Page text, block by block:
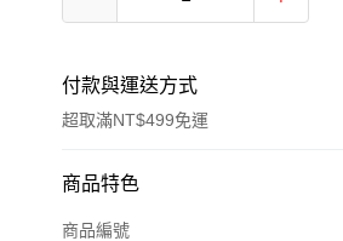
付款與運送方式
超取滿NT$499免運
付款方式
信用卡一次付款
商品特色
商品編號